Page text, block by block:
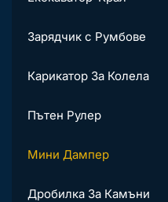
Зарядчик с Румбове
Карикатор За Колела
Пътен Рулер
Мини Дампер
Дробилка За Камъни